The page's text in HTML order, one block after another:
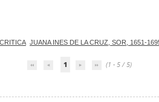
JUANA INES DE LA CRUZ, SOR, 1651-
1 (1 - 5 / 5)